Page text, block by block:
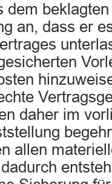
dem
an, dass er
daher im
allen